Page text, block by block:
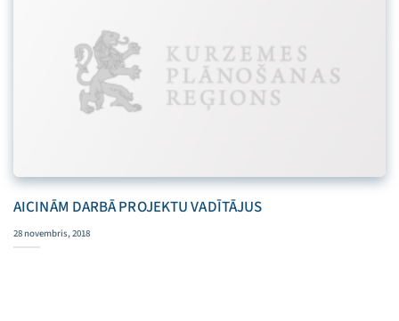
AICINĀM DARBĀ PROJEKTU VADĪTĀJUS
28 novembris, 2018